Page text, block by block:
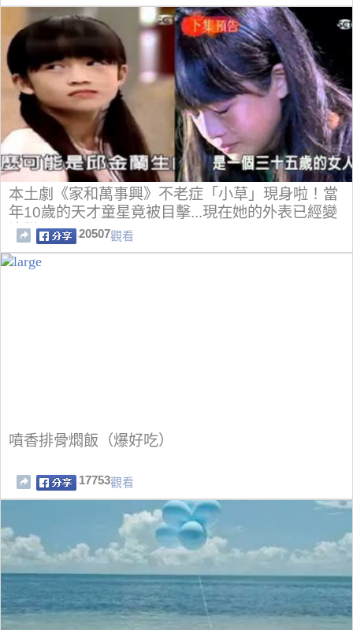
本土劇《家和萬事興》不老症「小草」現身啦！當
年10歲的天才童星竟被目擊...現在她的外表已經變
這樣...！
20507觀看
噴香排骨燜飯（爆好吃）
17753觀看